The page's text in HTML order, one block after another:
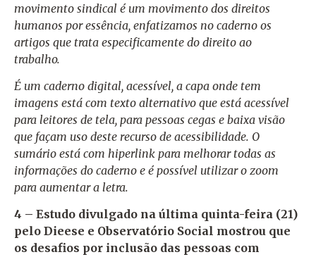
movimento sindical é um movimento dos direitos
humanos por essência, enfatizamos no caderno os
artigos que trata especificamente do direito ao
trabalho.
É um caderno digital, acessível, a capa onde tem
imagens está com texto alternativo que está acessível
para leitores de tela, para pessoas cegas e baixa visão
que façam uso deste recurso de acessibilidade. O
sumário está com hiperlink para melhorar todas as
informações do caderno e é possível utilizar o zoom
para aumentar a letra.
4 – Estudo divulgado na última quinta-feira (21)
pelo Dieese e Observatório Social mostrou que
os desafios por inclusão das pessoas com